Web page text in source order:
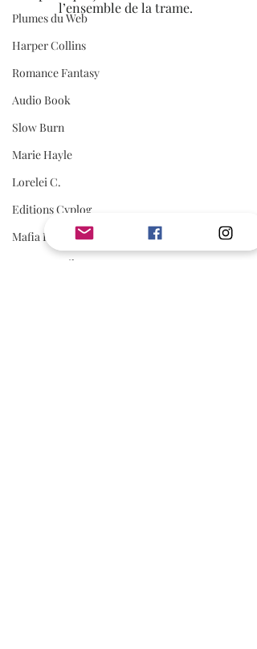
Plumes du Web
Harper Collins
Romance Fantasy
Audio Book
Slow Burn
Marie Hayle
Lorelei C.
Editions Cyplog
Mafia Romance
Romance Biker
l’ensemble de la trame.